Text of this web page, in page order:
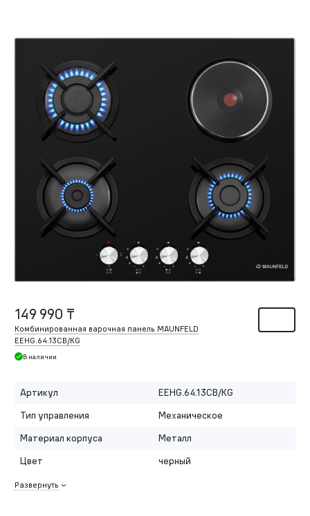
149 990 ₸
Комбинированная варочная панель MAUNFELD
EEHG.64.13CB/KG
В наличии
Артикул
EEHG.64.13CB/KG
Тип управления
Механическое
Материал корпуса
Металл
Цвет
черный
Развернуть